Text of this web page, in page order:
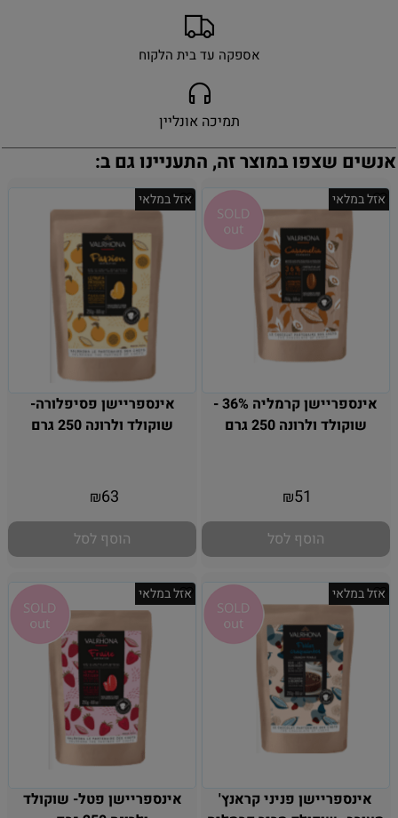
אספקה עד בית הלקוח
תמיכה אונליין
אנשים שצפו במוצר זה, התעניינו גם ב:
אזל במלאי
אינספריישן קרמליה 36% -
שוקולד ולרונה 250 גרם
₪51
הוסף לסל
אזל במלאי
אינספריישן פסיפלורה-
שוקולד ולרונה 250 גרם
₪63
הוסף לסל
אזל במלאי
אינספריישן פניני קראנץ'
אזל במלאי
אינספריישן פטל- שוקולד